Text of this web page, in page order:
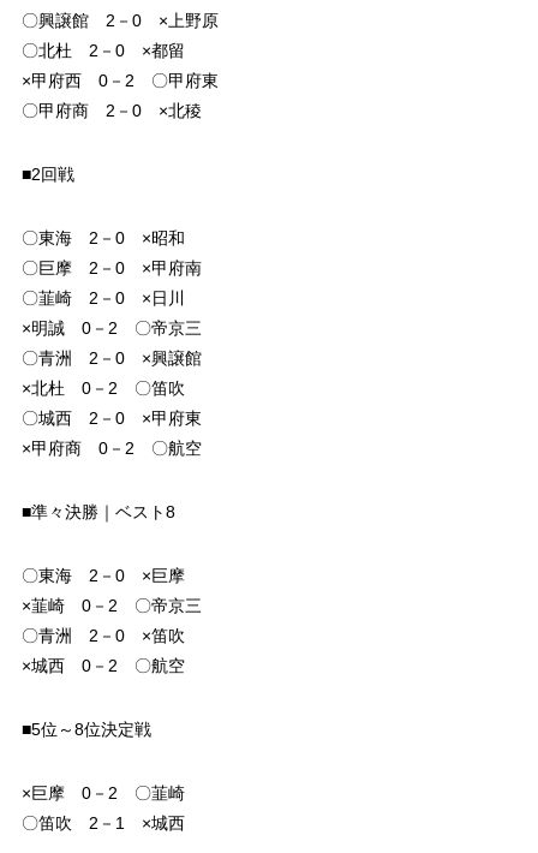
〇興譲館 2－0 ×上野原
〇北杜 2－0 ×都留
×甲府西 0－2 〇甲府東
〇甲府商 2－0 ×北稜
■2回戦
〇東海 2－0 ×昭和
〇巨摩 2－0 ×甲府南
〇韮崎 2－0 ×日川
×明誠 0－2 〇帝京三
〇青洲 2－0 ×興譲館
×北杜 0－2 〇笛吹
〇城西 2－0 ×甲府東
×甲府商 0－2 〇航空
■準々決勝｜ベスト8
〇東海 2－0 ×巨摩
×韮崎 0－2 〇帝京三
〇青洲 2－0 ×笛吹
×城西 0－2 〇航空
■5位～8位決定戦
×巨摩 0－2 〇韮崎
〇笛吹 2－1 ×城西